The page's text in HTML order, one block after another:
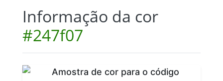
Informação da cor
#247f07